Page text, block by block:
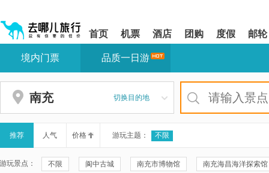
shift+enter
网
导
盲
导
您
站
区,
本
有
首页 机票 酒店 团购 度假 邮轮
您
站
区
境内门票 品质一日游
南充 切换目的地
推荐 人气 价格 游玩主题： 不限
游玩景点： 不限 阆中古城 南充市博物馆 南充海昌海洋探索馆